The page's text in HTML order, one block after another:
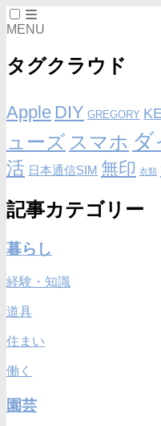
MENU
タグクラウド
Apple DIY GREGORY
ューズ スマホ ダ
活 日本通信SIM 無印 衣類
記事カテゴリー
暮らし
経験・知識
道具
住まい
働く
園芸